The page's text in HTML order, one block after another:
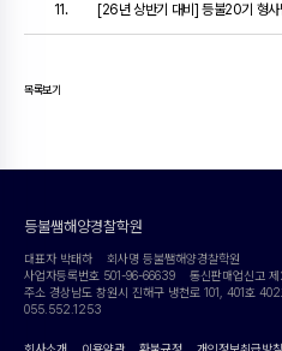
11. [26년 상반기 대비] 등불20기 형사
목록보기
등불쌤해양경찰학원
대표자 박태하
회사명 등불쌤해양경찰학원
사업자등록번호 501-96-66639
통신판매업신고
주소 경상남도 창원시 진해구 냉천로 101, 401호
055.552.1253